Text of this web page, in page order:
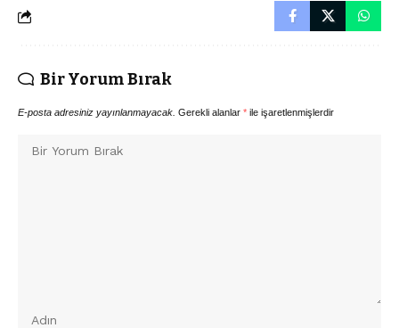
Bir Yorum Bırak
E-posta adresiniz yayınlanmayacak. Gerekli alanlar * ile işaretlenmişlerdir